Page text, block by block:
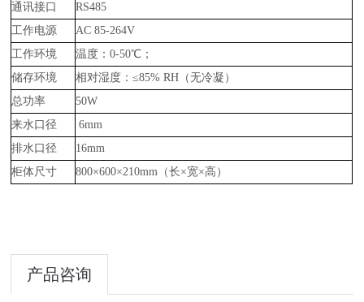
通讯接口
RS485
工作电源
AC 85-264V
工作环境
温度：0-50℃；
储存环境
相对湿度：≤85% RH（无冷凝）
总功率
50W
来水口径
6mm
排水口径
16mm
柜体尺寸
800×600×210mm（长×宽×高）
产品咨询